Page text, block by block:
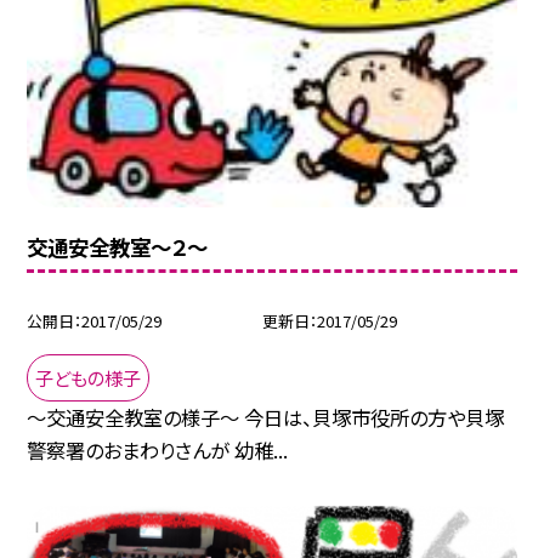
交通安全教室〜２〜
公開日 2017/05/29 更新日 2017/05/29
子どもの様子
〜交通安全教室の様子〜 今日は、貝塚市役所の方や貝塚
警察署のおまわりさんが 幼稚...